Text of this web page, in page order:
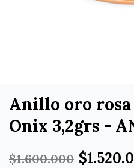
Anillo oro rosa
Onix 3,2grs -
$1.600.000